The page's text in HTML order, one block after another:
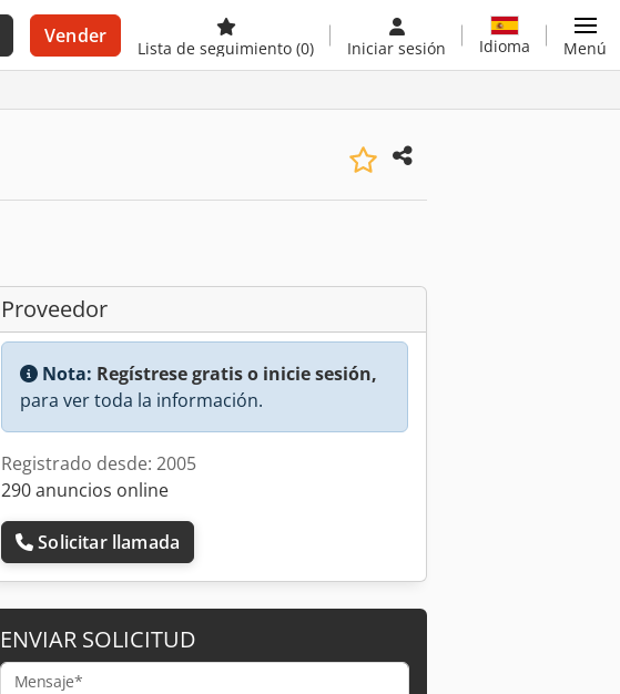
Vender
Lista de seguimiento (0) Iniciar sesión Idioma Menú
Proveedor
Nota: Regístrese gratis o inicie sesión,
para ver toda la información.
Registrado desde: 2005
290 anuncios online
Solicitar llamada
ENVIAR SOLICITUD
Mensaje*